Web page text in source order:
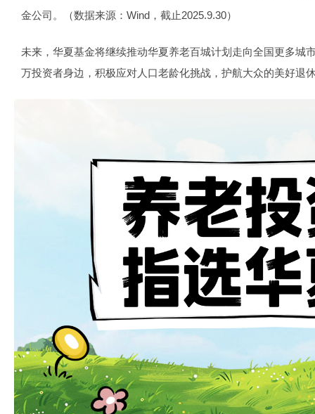
金公司。（数据来源：Wind，截止2025.9.30）
未来，华夏基金将继续推动华夏养老百城计划走向全国更多城
万投资者身边，积极应对人口老龄化挑战，护航大众的美好退